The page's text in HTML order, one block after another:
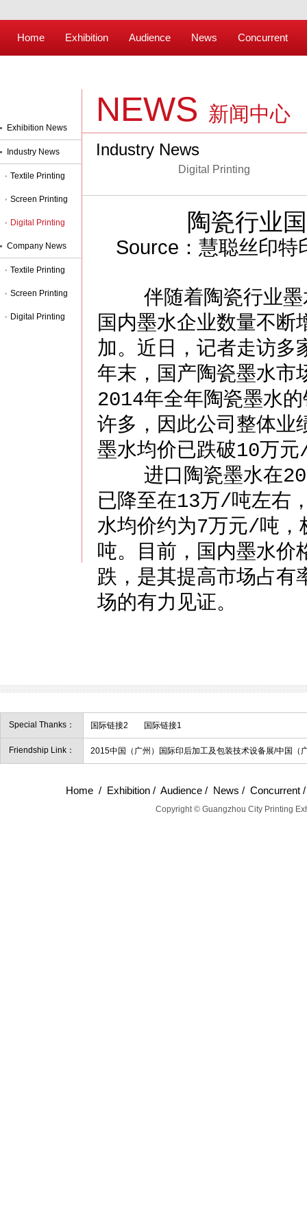
Home Exhibition Audience News Concurrent
NEWS 新闻中心
Industry News
Digital Printing
陶瓷行业
Source：慧聪丝印
伴随着陶瓷行业
国内墨水企业数量不断
加。 近日，记者走访多
年末，国产陶瓷墨水市
2014年全年陶瓷墨水
许多，因此公司整体业
墨水均价已跌破10万
进口陶瓷墨水在
已降至在13万/吨左右
水均价约为7万元/吨，
吨。目前，国内墨水价
跌，是其提高市场占有
场的有力见证。
Exhibition News
Industry News
Textile Printing
Screen Printing
Digital Printing
Company News
Textile Printing
Screen Printing
Digital Printing
Special Thanks： 国际链接2 国际链接1
Friendship Link： 2015中国（广州）国际印后加工及包装技术设备展/中国（
Home / Exhibition / Audience / News / Concurrent
Copyright © Guangzhou City Printing